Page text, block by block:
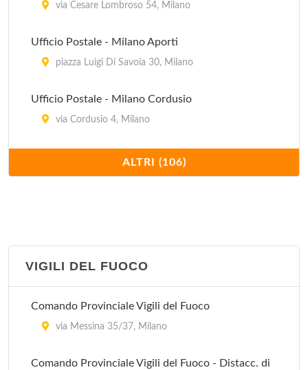
via Cesare Lombroso 54, Milano
Ufficio Postale - Milano Aporti
piazza Luigi Di Savoia 30, Milano
Ufficio Postale - Milano Cordusio
via Cordusio 4, Milano
Ufficio Postale - Milano Galleria Stazione
piazza Duca D'Aosta , Milano
Ufficio Postale - Milano Stazione Centrale Galleria
di Testa
via Giovanni Battista Sammartini , Milano
via Ruggero Bonghi 3/7, Milano
ALTRI (106)
VIGILI DEL FUOCO
Comando Provinciale Vigili del Fuoco
via Messina 35/37, Milano
Comando Provinciale Vigili del Fuoco - Distacc. di